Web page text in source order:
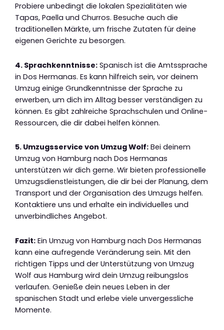
Probiere unbedingt die lokalen Spezialitäten wie
Tapas, Paella und Churros. Besuche auch die
traditionellen Märkte, um frische Zutaten für deine
eigenen Gerichte zu besorgen.
4. Sprachkenntnisse: Spanisch ist die Amtssprache
in Dos Hermanas. Es kann hilfreich sein, vor deinem
Umzug einige Grundkenntnisse der Sprache zu
erwerben, um dich im Alltag besser verständigen zu
können. Es gibt zahlreiche Sprachschulen und Online-
Ressourcen, die dir dabei helfen können.
5. Umzugsservice von Umzug Wolf: Bei deinem
Umzug von Hamburg nach Dos Hermanas
unterstützen wir dich gerne. Wir bieten professionelle
Umzugsdienstleistungen, die dir bei der Planung, dem
Transport und der Organisation des Umzugs helfen.
Kontaktiere uns und erhalte ein individuelles und
unverbindliches Angebot.
Fazit: Ein Umzug von Hamburg nach Dos Hermanas
kann eine aufregende Veränderung sein. Mit den
richtigen Tipps und der Unterstützung von Umzug
Wolf aus Hamburg wird dein Umzug reibungslos
verlaufen. Genieße dein neues Leben in der
spanischen Stadt und erlebe viele unvergessliche
Momente.